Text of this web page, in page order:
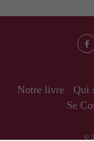
Notre livre Qui
Se
©